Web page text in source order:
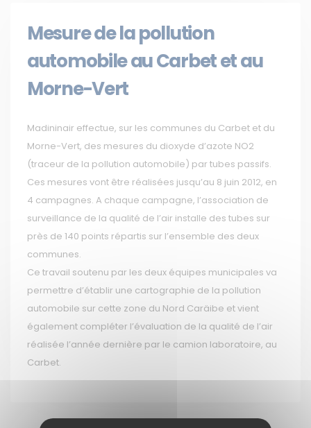
Mesure de la pollution
automobile au Carbet et au
Morne-Vert
Madininair effectue, sur les communes du Carbet et du
Morne-Vert, des mesures du dioxyde d’azote NO2
(traceur de la pollution automobile) par tubes passifs.
Ces mesures vont être réalisées jusqu’au 8 juin 2012, en
4 campagnes. A chaque campagne, l’association de
surveillance de la qualité de l’air installe des tubes sur
près de 140 points répartis sur l’ensemble des deux
communes.
Ce travail soutenu par les deux équipes municipales va
permettre d’établir une cartographie de la pollution
automobile sur cette zone du Nord Caräibe et vient
également compléter l’évaluation de la qualité de l’air
réalisée l’année dernière par le camion laboratoire, au
Carbet.